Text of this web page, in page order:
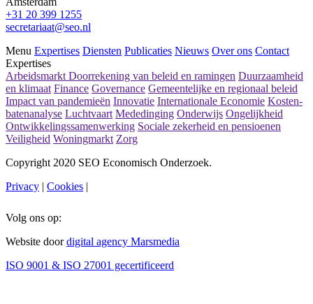
+31 20 399 1255
secretariaat@seo.nl
Menu Expertises Diensten Publicaties Nieuws Over ons Contact
Expertises
Arbeidsmarkt Doorrekening van beleid en ramingen Duurzaamheid
en klimaat Finance Governance Gemeentelijke en regionaal beleid
Impact van pandemieën Innovatie Internationale Economie Kosten-
batenanalyse Luchtvaart Mededinging Onderwijs Ongelijkheid
Ontwikkelingssamenwerking Sociale zekerheid en pensioenen
Veiligheid Woningmarkt Zorg
Copyright 2020 SEO Economisch Onderzoek.
Privacy | Cookies |
Volg ons op:
Website doordigital agency Marsmedia
ISO 9001 & ISO 27001 gecertificeerd